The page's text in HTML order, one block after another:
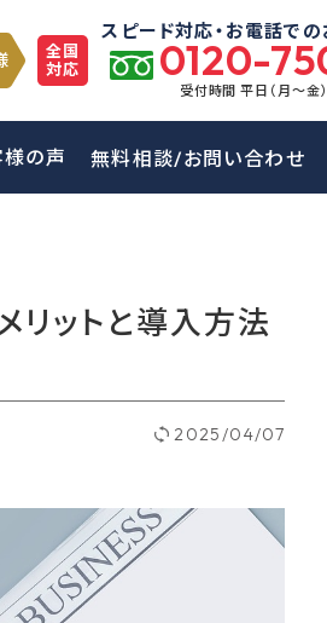
全国
対応
スピード対応・お電話で
0120-
受付時間 平日（月〜金）
の声 無料相談/お問い合わせ
リットと導入方法
2025/04/07